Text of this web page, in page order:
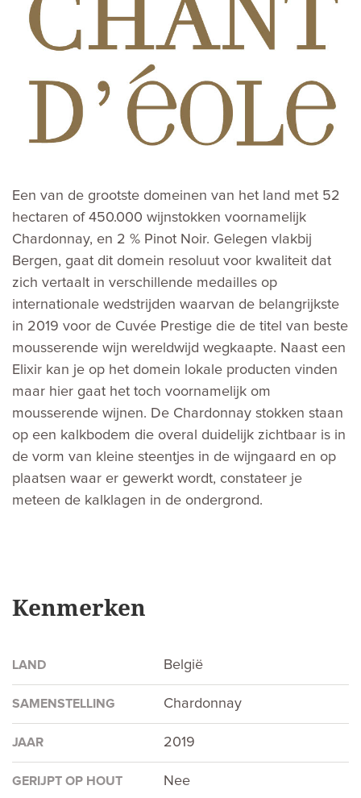
Een van de grootste domeinen van het land met 52
hectaren of 450.000 wijnstokken voornamelijk
Chardonnay, en 2 % Pinot Noir. Gelegen vlakbij
Bergen, gaat dit domein resoluut voor kwaliteit dat
zich vertaalt in verschillende medailles op
internationale wedstrijden waarvan de belangrijkste
in 2019 voor de Cuvée Prestige die de titel van beste
mousserende wijn wereldwijd wegkaapte. Naast een
Elixir kan je op het domein lokale producten vinden
maar hier gaat het toch voornamelijk om
mousserende wijnen. De Chardonnay stokken staan
op een kalkbodem die overal duidelijk zichtbaar is in
de vorm van kleine steentjes in de wijngaard en op
plaatsen waar er gewerkt wordt, constateer je
meteen de kalklagen in de ondergrond.
Kenmerken
LAND België
SAMENSTELLING Chardonnay
JAAR 2019
GERIJPT OP HOUT Nee